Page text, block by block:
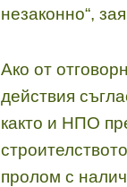
незаконно“,
Ако от
действия
както и НПО
пролом с